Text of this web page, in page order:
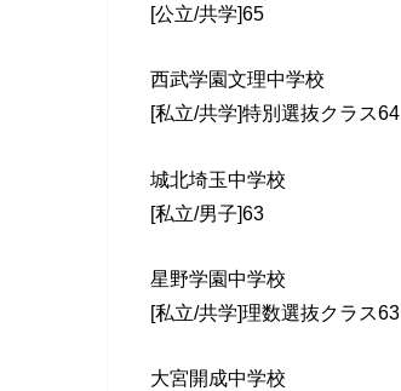
[公立/共学]65
西武学園文理中学校
[私立/共学]特別選抜クラス64
城北埼玉中学校
[私立/男子]63
星野学園中学校
[私立/共学]理数選抜クラス63
大宮開成中学校